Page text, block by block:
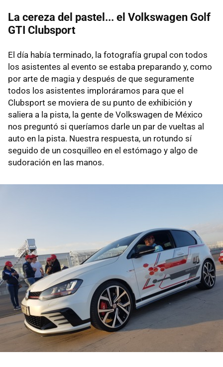
La cereza del pastel... el Volkswagen Golf
GTI Clubsport
El día había terminado, la fotografía grupal con todos
los asistentes al evento se estaba preparando y, como
por arte de magia y después de que seguramente
todos los asistentes imploráramos para que el
Clubsport se moviera de su punto de exhibición y
saliera a la pista, la gente de Volkswagen de México
nos preguntó si queríamos darle un par de vueltas al
auto en la pista. Nuestra respuesta, un rotundo sí
seguido de un cosquilleo en el estómago y algo de
sudoración en las manos.